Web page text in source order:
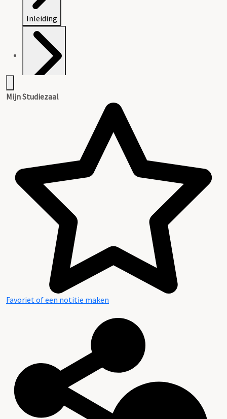
Inleiding
Mijn Studiezaal
Favoriet of een notitie maken